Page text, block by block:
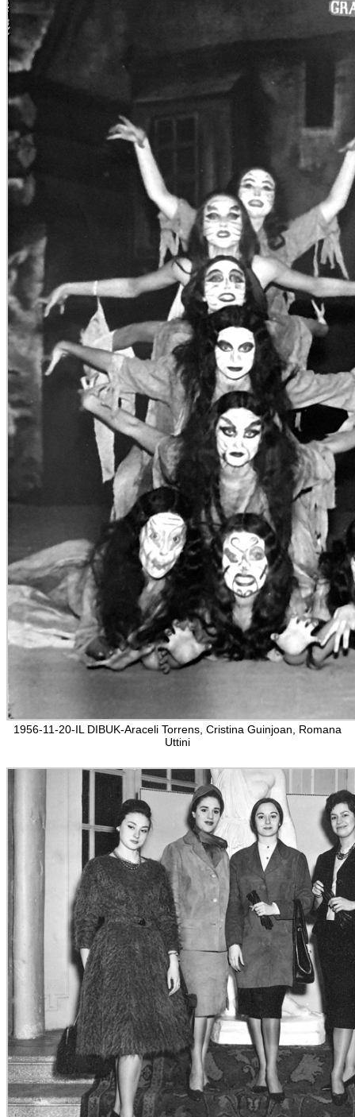
1956-11-20-IL DIBUK-Araceli Torrens, Cristina Guinjoan, Romana
Uttini